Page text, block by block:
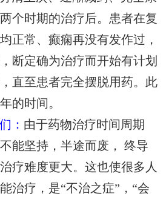
个时期的治疗后。患者在复
正常、癫痫再没有发作过，
断定确为治疗而开始有计划
直至患者完全摆脱用药。此
的时间。
： 由于药物治疗时间周期
能坚持，半途而废， 终导
疗难度更大。这也使很多人
治疗，是“不治之症”，“会